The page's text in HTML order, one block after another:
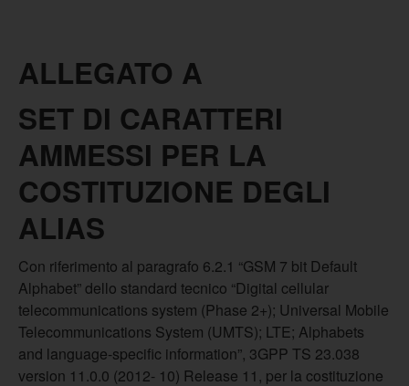
ALLEGATO A
SET DI CARATTERI
AMMESSI PER LA
COSTITUZIONE DEGLI
ALIAS
Con riferimento al paragrafo 6.2.1 “GSM 7 bit Default
Alphabet” dello standard tecnico “Digital cellular
telecommunications system (Phase 2+); Universal Mobile
Telecommunications System (UMTS); LTE; Alphabets
and language-specific information”, 3GPP TS 23.038
version 11.0.0 (2012- 10) Release 11, per la costituzione